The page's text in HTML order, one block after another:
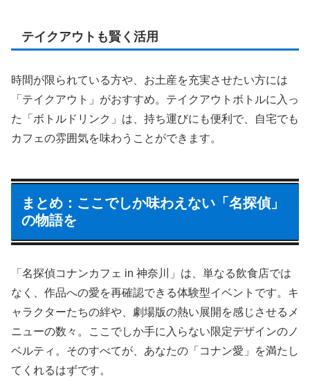
テイクアウトも賢く活用
時間が限られている方や、お土産を充実させたい方には
「テイクアウト」がおすすめ。テイクアウトボトルに入っ
た「ボトルドリンク」は、持ち運びにも便利で、自宅でも
カフェの雰囲気を味わうことができます。
まとめ：ここでしか味わえない「名探偵」
の物語を
「名探偵コナンカフェ in 神奈川」は、単なる飲食店では
なく、作品への愛を再確認できる体験型イベントです。キ
ャラクターたちの絆や、劇場版の熱い展開を感じさせるメ
ニューの数々。ここでしか手に入らない限定デザインのノ
ベルティ。そのすべてが、あなたの「コナン愛」を満たし
てくれるはずです。